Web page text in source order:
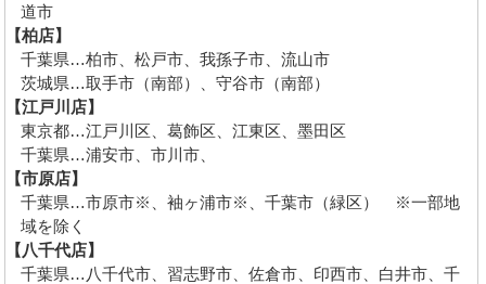
道市
【柏店】
千葉県…柏市、松戸市、我孫子市、流山市
茨城県…取手市（南部）、守谷市（南部）
【江戸川店】
東京都…江戸川区、葛飾区、江東区、墨田区
千葉県…浦安市、市川市、
【市原店】
千葉県…市原市※、袖ヶ浦市※、千葉市（緑区） ※一部地
域を除く
【八千代店】
千葉県…八千代市、習志野市、佐倉市、印西市、白井市、千